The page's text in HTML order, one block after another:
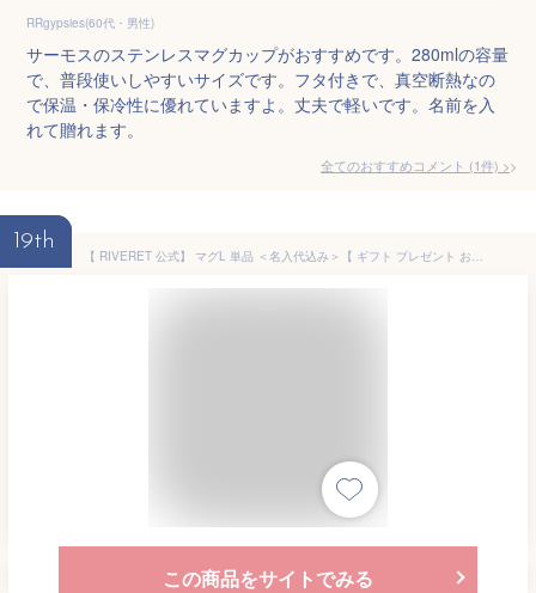
RRgypsies(60代・男性)
サーモスのステンレスマグカップがおすすめです。280mlの容量
で、普段使いしやすいサイズです。フタ付きで、真空断熱なの
で保温・保冷性に優れていますよ。丈夫で軽いです。名前を入
れて贈れます。
全てのおすすめコメント (1件) >
19th
【 RIVERET 公式】 マグL 単品 ＜名入代込み＞【 ギフト プレゼント おしゃれ かわいい コーヒー 紅茶 マグカップ 大きい ティーカップ コーヒーカップ 木製 食器 結婚祝い 木婚式 誕生日 内祝い 引き出物 就職祝い 退職祝い 来客用 リヴェレット 】
この商品をサイトでみる